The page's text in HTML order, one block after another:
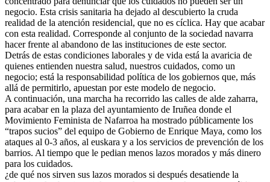
negocio. Esta crisis sanitaria ha dejado al descubierto la cruda
realidad de la atención residencial, que no es cíclica. Hay que acabar
con esta realidad. Corresponde al conjunto de la sociedad navarra
hacer frente al abandono de las instituciones de este sector.
Detrás de estas condiciones laborales y de vida está la avaricia de
quienes entienden nuestra salud, nuestros cuidados, como un
negocio; está la responsabilidad política de los gobiernos que, más
allá de permitirlo, apuestan por este modelo de negocio.
A continuación, una marcha ha recorrido las calles de alde zaharra,
para acabar en la plaza del ayuntamiento de Iruñea donde el
Movimiento Feminista de Nafarroa ha mostrado públicamente los
“trapos sucios” del equipo de Gobierno de Enrique Maya, como los
ataques al 0-3 años, al euskara y a los servicios de prevención de los
barrios. Al tiempo que le pedian menos lazos morados y más dinero
para los cuidados.
¿de qué nos sirven sus lazos morados si después desatiende la